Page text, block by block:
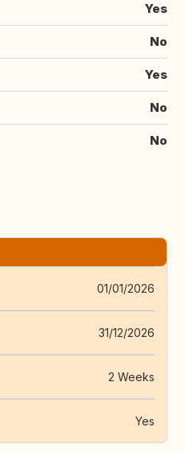
Yes
No
Yes
No
No
01/01/2026
31/12/2026
2 Weeks
Yes